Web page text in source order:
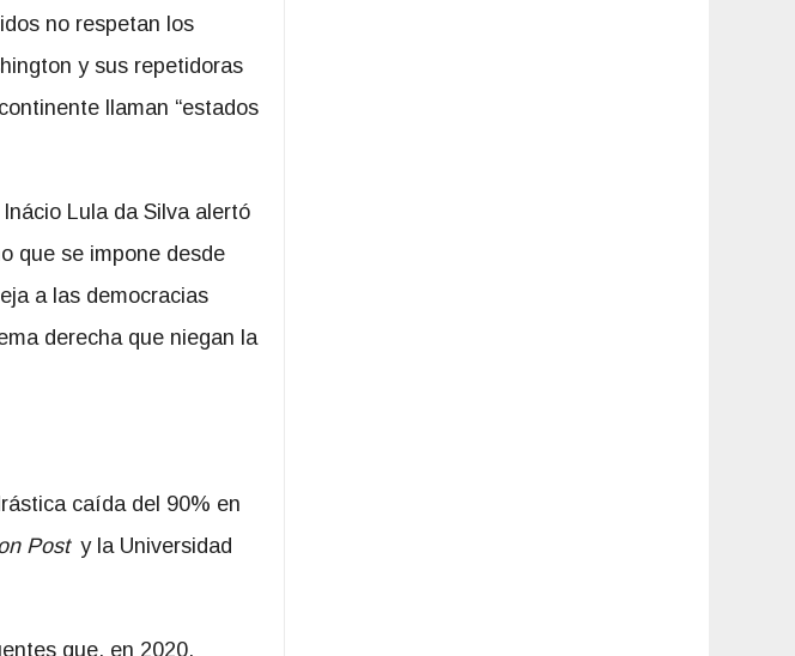
no respetan los
y sus repetidoras
llaman “estados
Lula da Silva alertó
que se impone desde
a las democracias
derecha que niegan la
caída del 90% en
Posty la Universidad
que, en 2020,